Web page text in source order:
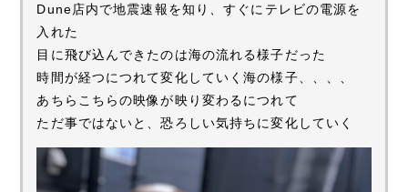
Dune店内で地震速報を知り、すぐにテレビの電源を
入れた
目に飛び込んできたのは海の流れる様子だった
時間が経つにつれて変化していく海の様子、、、、
あちらこちらの映像が映り変わるにつれて
ただ事ではないと、恐ろしい気持ちに変化していく